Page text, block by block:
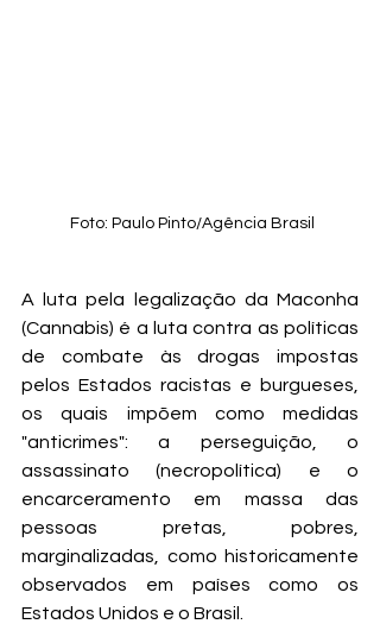
Foto: Paulo Pinto/Agência Brasil
A luta pela legalização da Maconha
(Cannabis) é a luta contra as políticas
de combate às drogas impostas
pelos Estados racistas e burgueses,
os quais impõem como medidas
"anticrimes": a perseguição, o
assassinato (necropolítica) e o
encarceramento em massa das
pessoas pretas, pobres,
marginalizadas, como historicamente
observados em países como os
Estados Unidos e o Brasil.